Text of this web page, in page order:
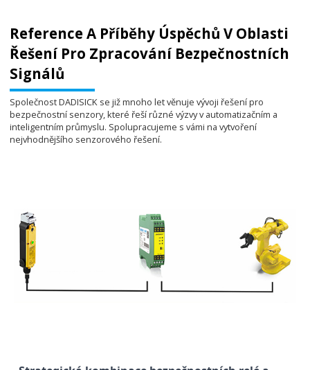
Reference A Příběhy Úspěchů V Oblasti
Řešení Pro Zpracování Bezpečnostních
Signálů
Společnost DADISICK se již mnoho let věnuje vývoji řešení pro
bezpečnostní senzory, které řeší různé výzvy v automatizačním a
inteligentním průmyslu. Spolupracujeme s vámi na vytvoření
nejvhodnějšího senzorového řešení.